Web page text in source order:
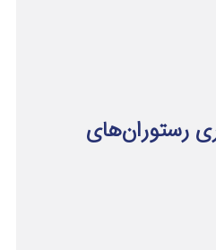
رستوران‌های